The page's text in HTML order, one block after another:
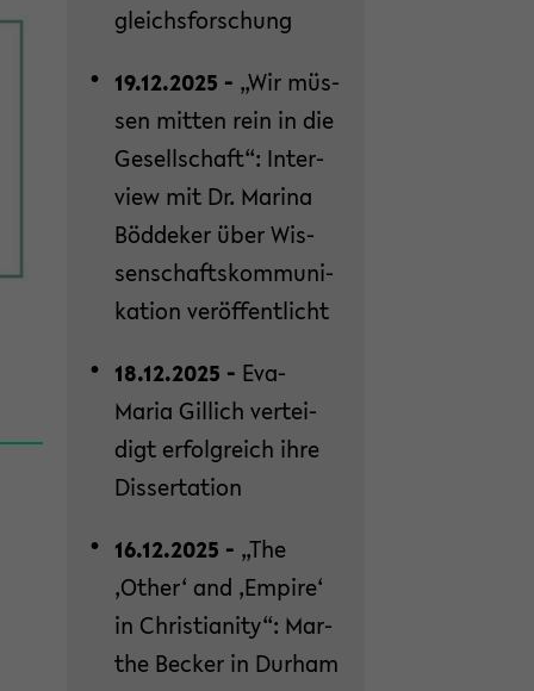
gleichs­for­schung
19.12.2025 - „Wir müs­
sen mit­ten rein in die
Ge­sell­schaft“: In­ter­
view mit Dr. Ma­ri­na
Böd­de­ker über Wis­
sen­schafts­kom­mu­ni­
ka­ti­on ver­öf­fent­licht
18.12.2025 - Eva-​
Maria Gil­lich ver­tei­
digt er­folg­reich ihre
Dis­ser­ta­ti­on
16.12.2025 - „The
‚Other‘ and ‚Em­pi­re‘
in Chris­tia­ni­ty“: Mar­
the Be­cker in Durham